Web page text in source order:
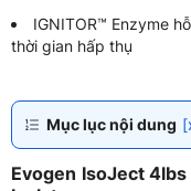
IGNITOR™ Enzyme
thời gian hấp thụ
Mục lục nội dung
Evogen IsoJect